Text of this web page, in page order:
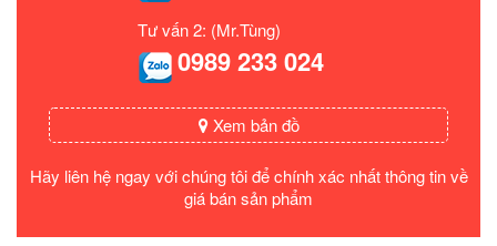
Tư vấn 2: (Mr.Tùng)
0989 233 024
Xem bản đồ
Hãy liên hệ ngay với chúng tôi để chính xác nhất thông tin về
giá bán sản phẩm